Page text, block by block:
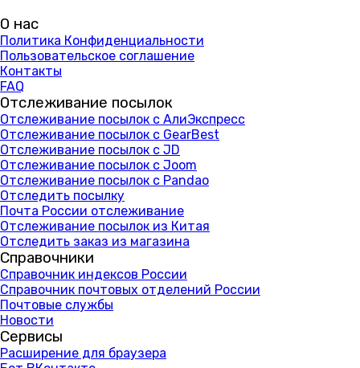
О нас
Политика Конфиденциальности
Пользовательское соглашение
Контакты
FAQ
Отслеживание посылок
Отслеживание посылок с АлиЭкспресс
Отслеживание посылок с GearBest
Отслеживание посылок с JD
Отслеживание посылок с Joom
Отслеживание посылок с Pandao
Отследить посылку
Почта России отслеживание
Отслеживание посылок из Китая
Отследить заказ из магазина
Справочники
Справочник индексов России
Справочник почтовых отделений России
Почтовые службы
Новости
Сервисы
Расширение для браузера